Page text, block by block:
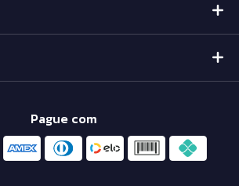
Pague com